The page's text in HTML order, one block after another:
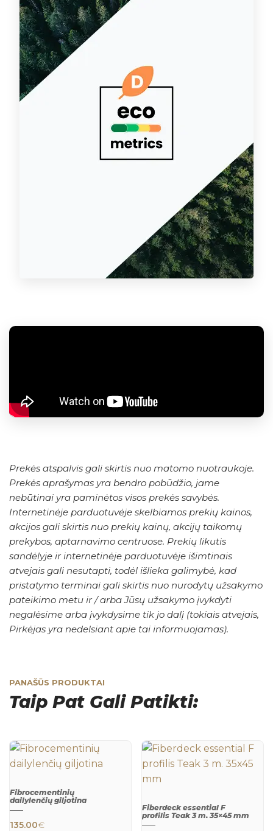
Prekės atspalvis gali skirtis nuo matomo nuotraukoje.
Prekės aprašymas yra bendro pobūdžio, jame
nebūtinai yra paminėtos visos prekės savybės.
Internetinėje parduotuvėje skelbiamos prekių kainos,
akcijos gali skirtis nuo prekių kainų, akcijų taikomų
prekybos, aptarnavimo centruose. Prekių likutis
sandėlyje ir internetinėje parduotuvėje išimtinais
atvejais gali nesutapti, todėl išlieka galimybė, kad
pristatymo terminai gali skirtis nuo nurodytų užsakymo
pateikimo metu ir / arba Jūsų užsakymo įvykdyti
negalėsime arba įvykdysime tik jo dalį (tokiais atvejais,
Pirkėjas yra nedelsiant apie tai informuojamas).
PANAŠŪS PRODUKTAI
Taip Pat Gali Patikti:
Fibrocementinių
dailylenčių giljotina
135.00€
Fiberdeck essential F
profilis Teak 3 m. 35×45 mm